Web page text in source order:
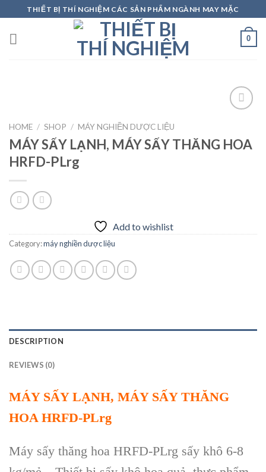
to
content
THIẾT BỊ THÍ NGHIỆM CÁC SẢN PHẨM NGÀNH MAY MẶC
0
Add to
wishlist
HOME / SHOP / MÁY NGHIỀN DƯỢC LIỆU
MÁY SẤY LẠNH, MÁY SẤY THĂNG HOA
HRFD-PLrg
Add to wishlist
Category:máy nghiền dược liệu
DESCRIPTION
REVIEWS (0)
MÁY SẤY LẠNH, MÁY SẤY THĂNG
HOA HRFD-PLrg
Máy sấy thăng hoa HRFD-PLrg sấy khô 6-8